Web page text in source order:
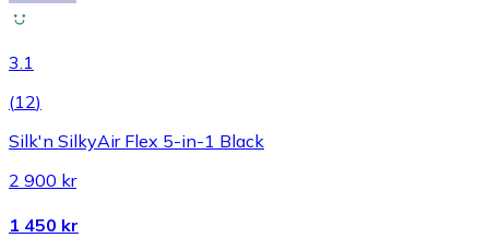
3.1
(12)
Silk'n SilkyAir Flex 5-in-1 Black
2 900 kr
1 450 kr